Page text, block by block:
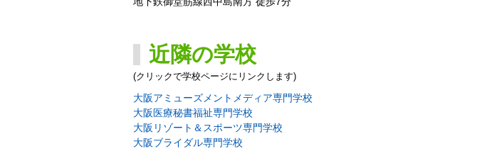
近隣の学校
(クリックで学校ページにリンクします)
大阪アミューズメントメディア専門学校
大阪医療秘書福祉専門学校
大阪リゾート＆スポーツ専門学校
大阪ブライダル専門学校